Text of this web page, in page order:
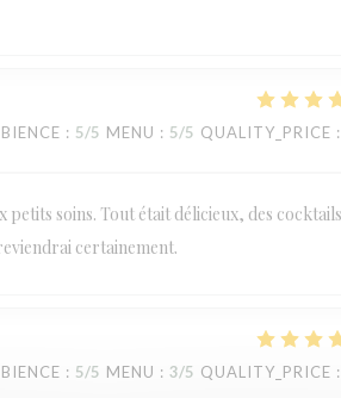
: 5/5 MENU : 5/5 QUALITY_PRICE :
soins. Tout était délicieux, des cocktails
certainement.
: 5/5 MENU : 3/5 QUALITY_PRICE :